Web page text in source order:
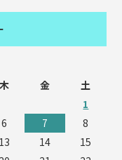
木 金 土
1
6 7
8
13 14
15